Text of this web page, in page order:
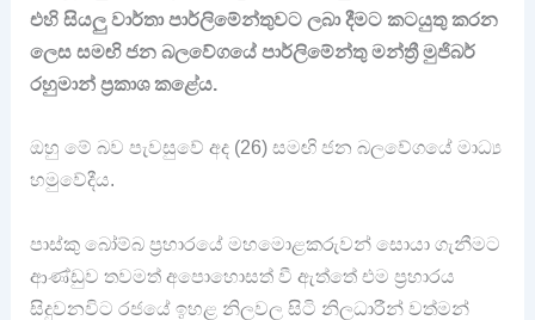
එහි සියලු වාර්තා පාර්ලිමේන්තුවට ලබා දීමට කටයුතු කරන
ලෙස සමඟි ජන බලවේගයේ පාර්ලිමේන්තු මන්ත්‍රී මුජිබර්
රහුමාන් ප්‍රකාශ කළේය.
ඔහු මේ බව පැවසුවේ අද (26) සමඟි ජන බලවේගයේ මාධ්‍ය
හමුවේදීය.
පාස්කු බෝම්බ ප්‍රහාරයේ මහමොළකරුවන් සොයා ගැනීමට
ආණ්ඩුව තවමත් අපොහොසත් වී ඇත්තේ එම ප්‍රහාරය
සිදුවනවිට රජයේ ඉහළ නිලවල සිටි නිලධාරීන් වත්මන්